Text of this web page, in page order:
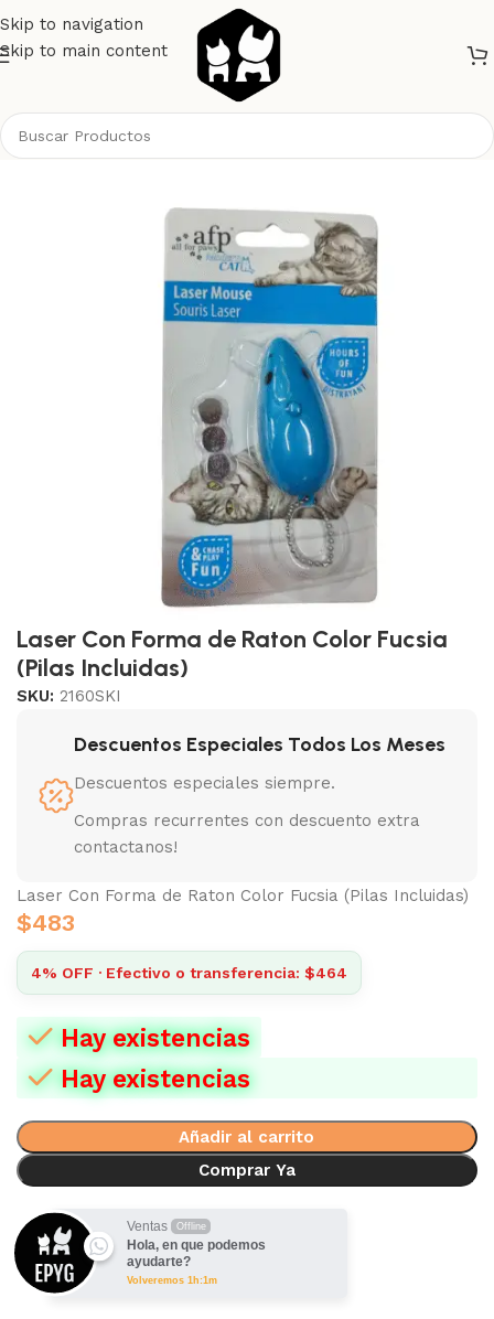
Skip to navigation
Skip to main content
Laser Con Forma de Raton Color Fucsia
(Pilas Incluidas)
SKU: 2160SKI
Descuentos Especiales Todos Los Meses
Descuentos especiales siempre.
Compras recurrentes con descuento extra
contactanos!
Laser Con Forma de Raton Color Fucsia (Pilas Incluidas)
$483
4% OFF · Efectivo o transferencia: $464
Hay existencias
Hay existencias
Añadir al carrito
Comprar Ya
Ventas Offline
Hola, en que podemos
ayudarte?
Volveremos 1h:1m